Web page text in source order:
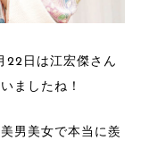
22日は江宏傑さん
ましたね！
男美女で本当に羨